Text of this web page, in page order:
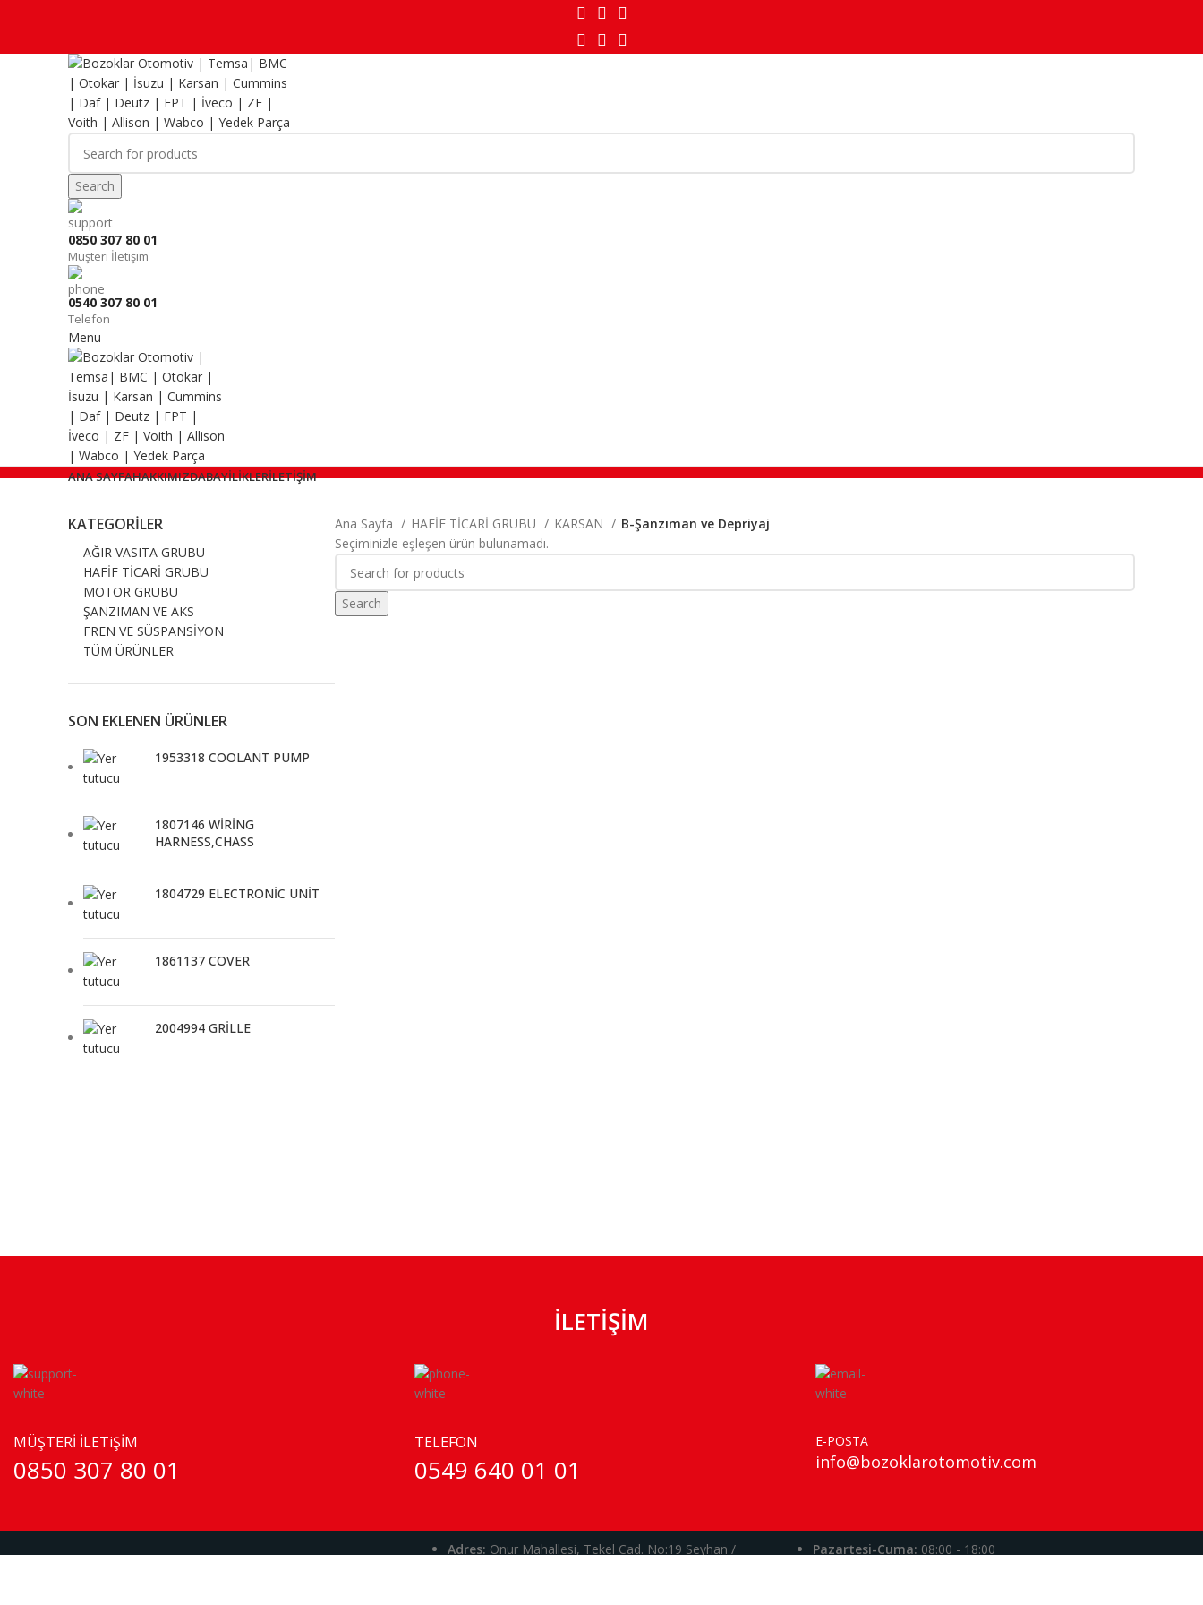
Search
0850 307 80 01
Müşteri İletişim
0540 307 80 01
Telefon
Menu
ANA SAYFAHAKKIMIZDABAYİLİKLERİLETİŞİM
KATEGORILER
AĞIR VASITA GRUBU
HAFİF TİCARİ GRUBU
MOTOR GRUBU
ŞANZIMAN VE AKS
FREN VE SÜSPANSİYON
TÜM ÜRÜNLER
SON EKLENEN ÜRÜNLER
1953318 COOLANT PUMP
1807146 WİRİNG
HARNESS,CHASS
1804729 ELECTRONİC UNİT
1861137 COVER
2004994 GRİLLE
Ana Sayfa HAFİF TİCARİ GRUBU KARSAN
B-Şanzıman ve Depriyaj
Seçiminizle eşleşen ürün bulunamadı.
Search
İLETİŞİM
MÜŞTERİ İLETiŞİM
0850 307 80 01
TELEFON
0549 640 01 01
E-POSTA
info@bozoklarotomotiv.com
Adres: Onur Mahallesi, Tekel Cad. No:19 Seyhan /
Pazartesi-Cuma: 08:00 - 18:00